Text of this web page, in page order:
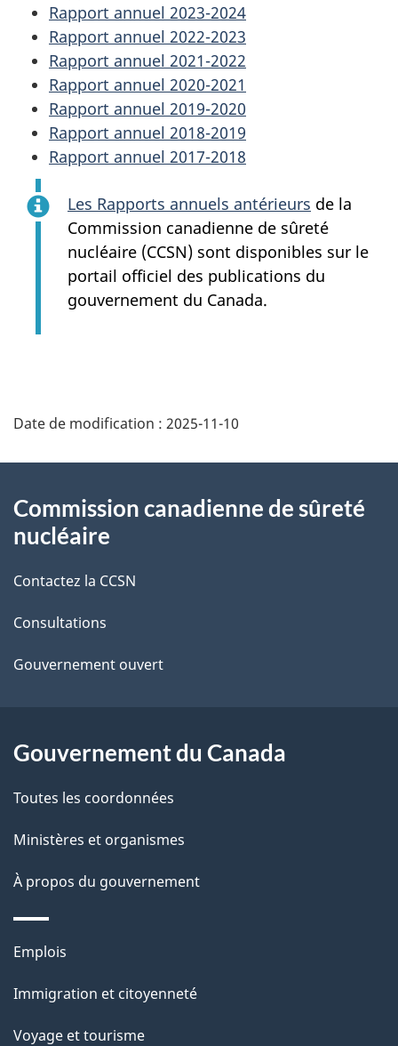
Rapport annuel 2023-2024
Rapport annuel 2022-2023
Rapport annuel 2021-2022
Rapport annuel 2020-2021
Rapport annuel 2019-2020
Rapport annuel 2018-2019
Rapport annuel 2017-2018
Les Rapports annuels antérieurs de la
Commission canadienne de sûreté
nucléaire (CCSN) sont disponibles sur le
portail officiel des publications du
gouvernement du Canada.
é
a
i
l
s
d
l
a
g
e
Date de modification : 2025-11-10
propos
ce
site
Commission canadienne de sûreté
nucléaire
Contactez la CCSN
Consultations
Gouvernement ouvert
Gouvernement du Canada
Toutes les coordonnées
Ministères et organismes
À propos du gouvernement
Thèmes
sujets
Emplois
Immigration et citoyenneté
Voyage et tourisme